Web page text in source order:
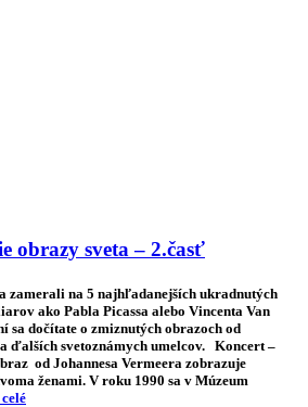
obrazy sveta – 2.časť
zamerali na 5 najhľadanejších ukradnutých
ako Pabla Picassa alebo Vincenta Van
sa dočítate o zmiznutých obrazoch od
ďalších svetoznámych umelcov. Koncert –
od Johannesa Vermeera zobrazuje
ženami. V roku 1990 sa v Múzeum